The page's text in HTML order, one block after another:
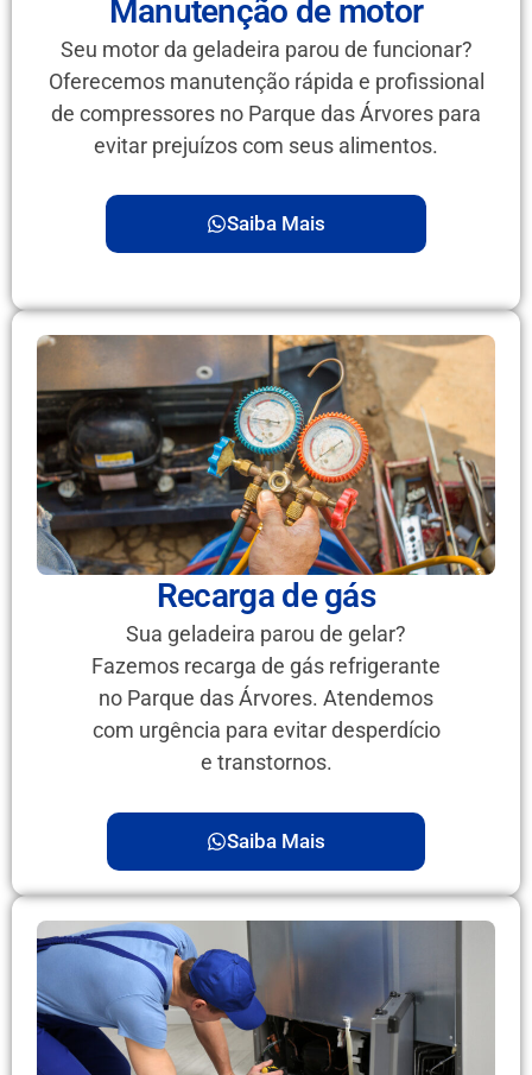
Manutenção de motor
Seu motor da geladeira parou de funcionar?
Oferecemos manutenção rápida e profissional
de compressores no Parque das Árvores para
evitar prejuízos com seus alimentos.
Saiba Mais
Recarga de gás
Sua geladeira parou de gelar?
Fazemos recarga de gás refrigerante
no Parque das Árvores. Atendemos
com urgência para evitar desperdício
e transtornos.
Saiba Mais